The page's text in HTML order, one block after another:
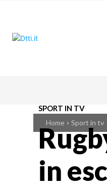
Home Sport in tv
SPORT IN TV
in